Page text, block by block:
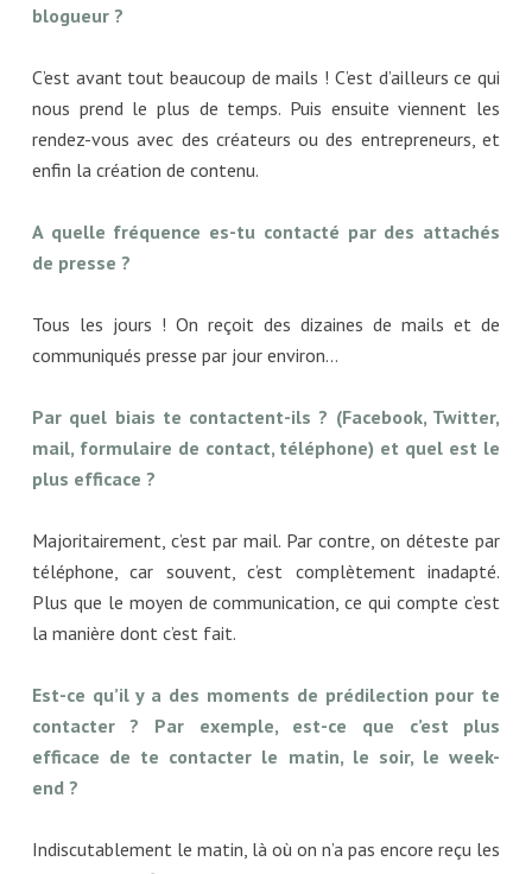
blogueur ?
C’est avant tout beaucoup de mails ! C’est d’ailleurs ce qui
nous prend le plus de temps. Puis ensuite viennent les
rendez-vous avec des créateurs ou des entrepreneurs, et
enfin la création de contenu.
A quelle fréquence es-tu contacté par des attachés
de presse ?
Tous les jours ! On reçoit des dizaines de mails et de
communiqués presse par jour environ…
Par quel biais te contactent-ils ? (Facebook, Twitter,
mail, formulaire de contact, téléphone) et quel est le
plus efficace ?
Majoritairement, c’est par mail. Par contre, on déteste par
téléphone, car souvent, c’est complètement inadapté.
Plus que le moyen de communication, ce qui compte c’est
la manière dont c’est fait.
Est-ce qu’il y a des moments de prédilection pour te
contacter ? Par exemple, est-ce que c’est plus
efficace de te contacter le matin, le soir, le week-
end ?
Indiscutablement le matin, là où on n’a pas encore reçu les